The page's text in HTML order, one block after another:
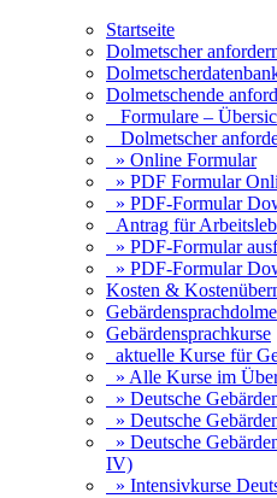
Startseite
Dolmetscher
Dolmetschende
Formulare –
Dolmetscher
» Online Formular
» PDF Formular
» PDF-Formular
Antrag für
» PDF-Formular
» PDF-Formular
Kosten &
Gebärdensprachkurse
aktuelle Kurse für
» Alle Kurse im
» Deutsche
» Deutsche
» Deutsche
IV)
» Intensivkurse